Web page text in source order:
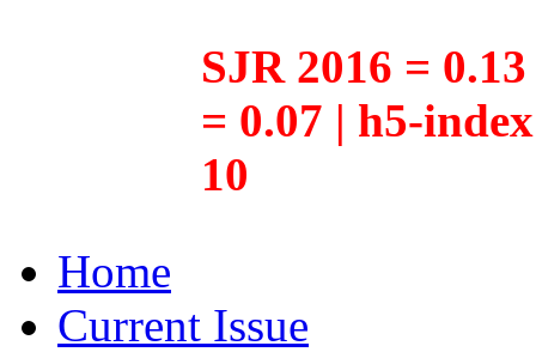
SJR 2016 =
= 0.07 | h5-
10
Home
Current Issue